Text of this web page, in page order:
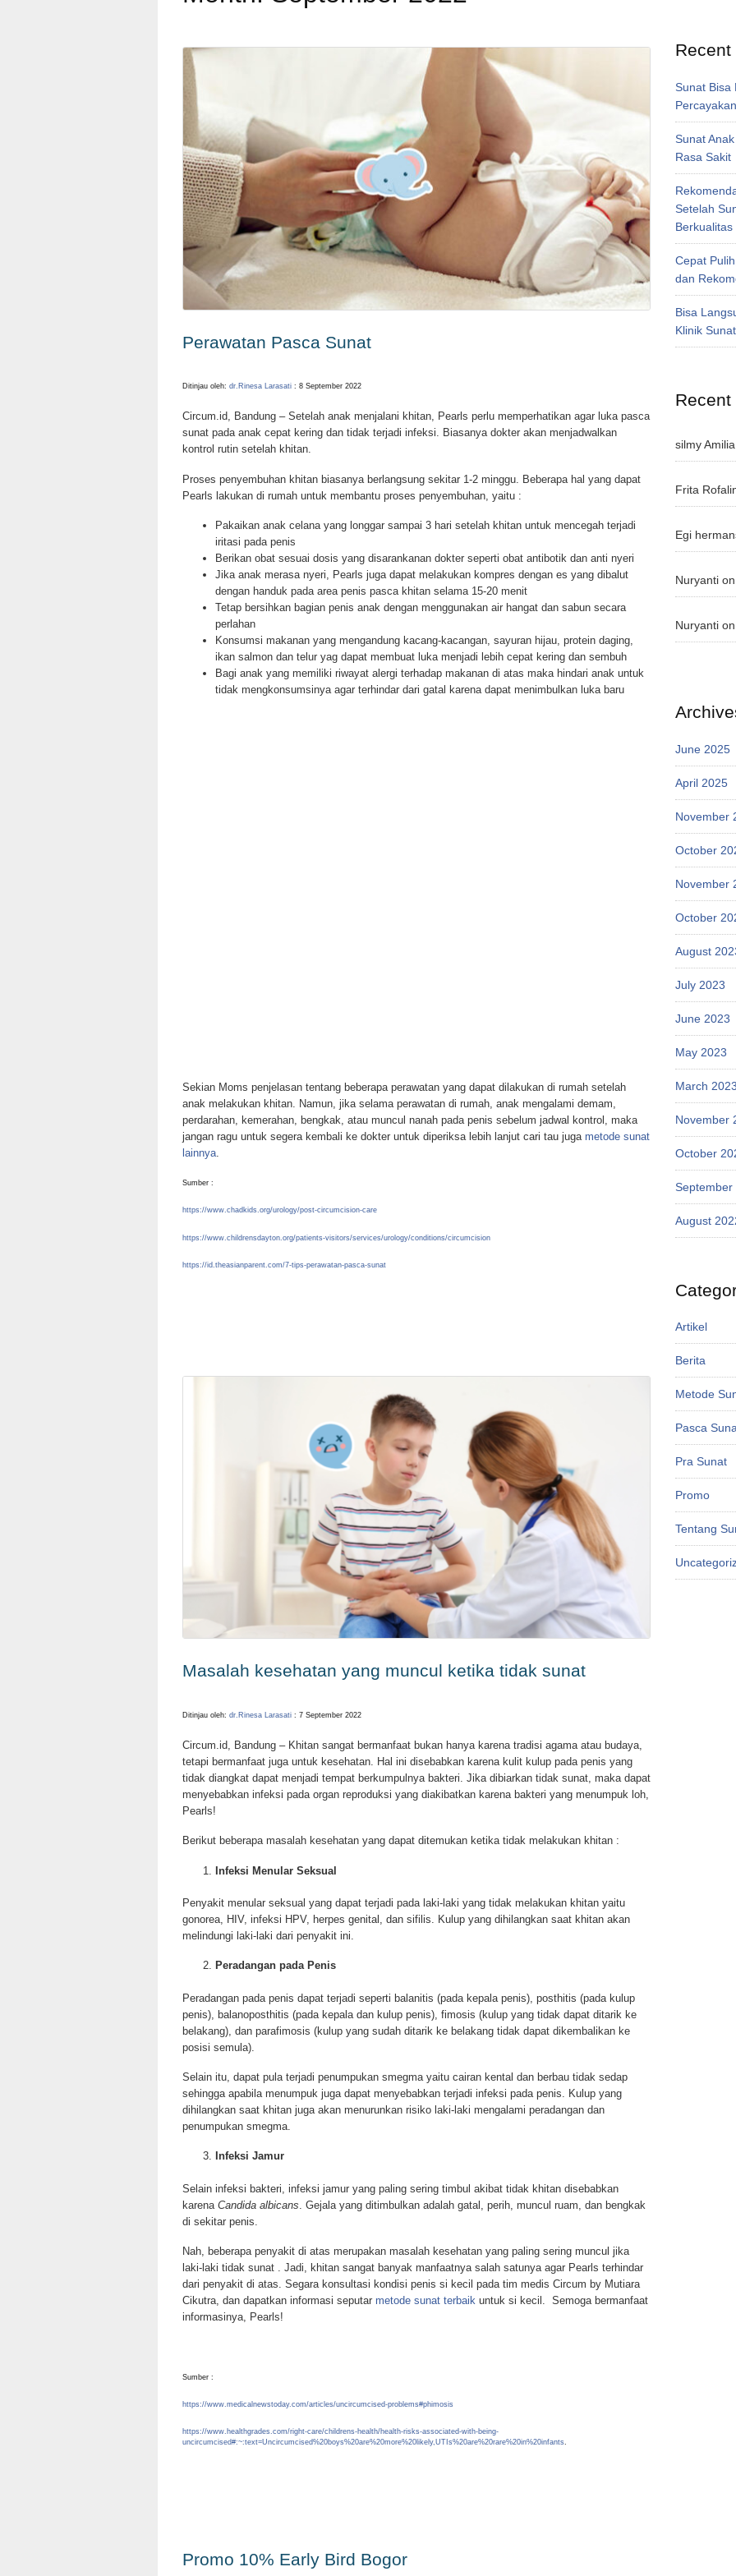
Perawatan Pasca Sunat
Ditinjau oleh: dr.Rinesa Larasati : 8 September 2022
Circum.id, Bandung – Setelah anak menjalani khitan, Pearls perlu memperhatikan agar luka pasca
sunat pada anak cepat kering dan tidak terjadi infeksi. Biasanya dokter akan menjadwalkan
kontrol rutin setelah khitan.
Proses penyembuhan khitan biasanya berlangsung sekitar 1-2 minggu. Beberapa hal yang dapat
Pearls lakukan di rumah untuk membantu proses penyembuhan, yaitu :
Pakaikan anak celana yang longgar sampai 3 hari setelah khitan untuk mencegah terjadi
iritasi pada penis
Berikan obat sesuai dosis yang disarankanan dokter seperti obat antibotik dan anti nyeri
Jika anak merasa nyeri, Pearls juga dapat melakukan kompres dengan es yang dibalut
dengan handuk pada area penis pasca khitan selama 15-20 menit
Tetap bersihkan bagian penis anak dengan menggunakan air hangat dan sabun secara
perlahan
Konsumsi makanan yang mengandung kacang-kacangan, sayuran hijau, protein daging,
ikan salmon dan telur yag dapat membuat luka menjadi lebih cepat kering dan sembuh
Bagi anak yang memiliki riwayat alergi terhadap makanan di atas maka hindari anak untuk
tidak mengkonsumsinya agar terhindar dari gatal karena dapat menimbulkan luka baru
Sekian Moms penjelasan tentang beberapa perawatan yang dapat dilakukan di rumah setelah
anak melakukan khitan. Namun, jika selama perawatan di rumah, anak mengalami demam,
perdarahan, kemerahan, bengkak, atau muncul nanah pada penis sebelum jadwal kontrol, maka
jangan ragu untuk segera kembali ke dokter untuk diperiksa lebih lanjut cari tau juga metode sunat
lainnya
Sumber :
https://www.chadkids.org/urology/post-circumcision-care
https://www.childrensdayton.org/patients-visitors/services/urology/conditions/circumcision
https://id.theasianparent.com/7-tips-perawatan-pasca-sunat
Masalah kesehatan yang muncul ketika tidak sunat
Ditinjau oleh: dr.Rinesa Larasati : 7 September 2022
Circum.id, Bandung – Khitan sangat bermanfaat bukan hanya karena tradisi agama atau budaya,
tetapi bermanfaat juga untuk kesehatan. Hal ini disebabkan karena kulit kulup pada penis yang
tidak diangkat dapat menjadi tempat berkumpulnya bakteri. Jika dibiarkan tidak sunat, maka dapat
menyebabkan infeksi pada organ reproduksi yang diakibatkan karena bakteri yang menumpuk loh,
Pearls!
Berikut beberapa masalah kesehatan yang dapat ditemukan ketika tidak melakukan khitan :
Infeksi Menular Seksual
Penyakit menular seksual yang dapat terjadi pada laki-laki yang tidak melakukan khitan yaitu
gonorea, HIV, infeksi HPV, herpes genital, dan sifilis. Kulup yang dihilangkan saat khitan akan
melindungi laki-laki dari penyakit ini.
Peradangan pada Penis
Peradangan pada penis dapat terjadi seperti balanitis (pada kepala penis), posthitis (pada kulup
penis), balanoposthitis (pada kepala dan kulup penis), fimosis (kulup yang tidak dapat ditarik ke
belakang), dan parafimosis (kulup yang sudah ditarik ke belakang tidak dapat dikembalikan ke
posisi semula).
Selain itu, dapat pula terjadi penumpukan smegma yaitu cairan kental dan berbau tidak sedap
sehingga apabila menumpuk juga dapat menyebabkan terjadi infeksi pada penis. Kulup yang
dihilangkan saat khitan juga akan menurunkan risiko laki-laki mengalami peradangan dan
penumpukan smegma.
Infeksi Jamur
Selain infeksi bakteri, infeksi jamur yang paling sering timbul akibat tidak khitan disebabkan
karena Candida albicans . Gejala yang ditimbulkan adalah gatal, perih, muncul ruam, dan bengkak
di sekitar penis.
Nah, beberapa penyakit di atas merupakan masalah kesehatan yang paling sering muncul jika
laki-laki tidak sunat . Jadi, khitan sangat banyak manfaatnya salah satunya agar Pearls terhindar
dari penyakit di atas. Segara konsultasi kondisi penis si kecil pada tim medis Circum by Mutiara
Cikutra, dan dapatkan informasi seputar metode sunat terbaik untuk si kecil. Semoga bermanfaat
informasinya, Pearls!
Sumber :
https://www.medicalnewstoday.com/articles/uncircumcised-problems#phimosis
https://www.healthgrades.com/right-care/childrens-health/health-risks-associated-with-being-
uncircumcised#:~:text=Uncircumcised%20boys%20are%20more%20likely,UTIs%20are%20rare%20in%20infants.
Promo 10% Early Bird Bogor
Recent
Sunat Bisa
Sunat
Rasa Sakit
Setelah
Berkualitas
Cepat
dan
Bisa
Klinik
Recent
silmy Amilia
Frita
Egi
Nuryanti on
Nuryanti on
June 2025
April 2025
November
October
November
October
August
July 2023
June 2023
May 2023
March 2023
November
October
September
August
Artikel
Berita
Metode
Pasca
Pra Sunat
Promo
Tentang